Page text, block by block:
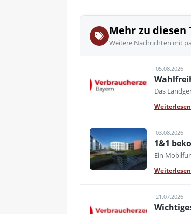
Mehr zu diesen
Weitere Nachrichten mit
05.08.2026
Das
Weiterlesen
03.08.2026
1&1
Ein
Weiterlesen
21.07.2026